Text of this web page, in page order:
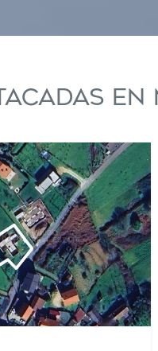
en
información con la
supone la aceptación de
de configurar su
en su disco duro,
ocasionar dificultades de
de los
tipo de cookies se utiliza en
de perfiles de
función del análisis de los